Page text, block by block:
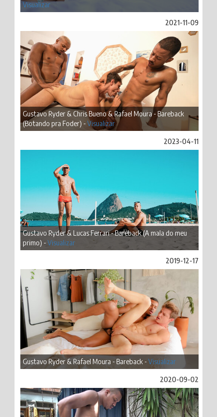
Visualizar
2021-11-09
Gustavo Ryder & Chris Bueno & Rafael Moura - Bareback
(Botando pra Foder) -Visualizar
2023-04-11
Gustavo Ryder & Lucas Ferrari - Bareback (A mala do meu
primo) -Visualizar
2019-12-17
Gustavo Ryder & Rafael Moura - Bareback -Visualizar
2020-09-02